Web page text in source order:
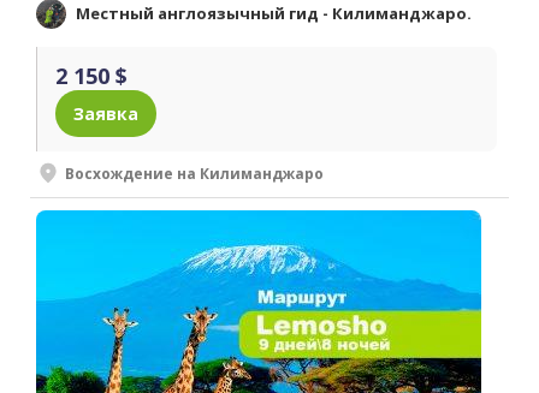
Местный англоязычный гид - Килиманджаро.
2 150 $
Заявка
Восхождение на Килиманджаро